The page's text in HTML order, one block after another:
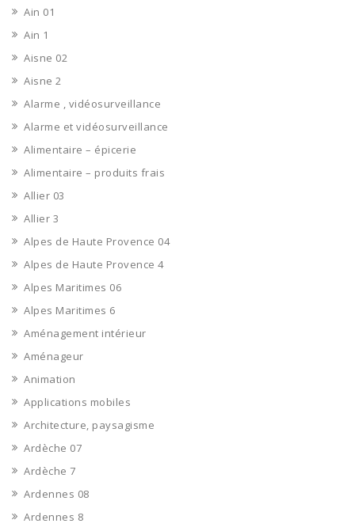
Ain 01
Ain 1
Aisne 02
Aisne 2
Alarme , vidéosurveillance
Alarme et vidéosurveillance
Alimentaire – épicerie
Alimentaire – produits frais
Allier 03
Allier 3
Alpes de Haute Provence 04
Alpes de Haute Provence 4
Alpes Maritimes 06
Alpes Maritimes 6
Aménagement intérieur
Aménageur
Animation
Applications mobiles
Architecture, paysagisme
Ardèche 07
Ardèche 7
Ardennes 08
Ardennes 8